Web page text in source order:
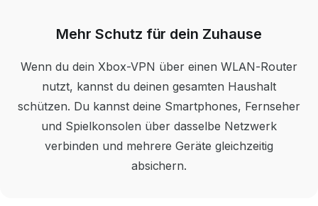
Mehr Schutz für dein Zuhause
Wenn du dein Xbox-VPN über einen WLAN-Router
nutzt, kannst du deinen gesamten Haushalt
schützen. Du kannst deine Smartphones, Fernseher
und Spielkonsolen über dasselbe Netzwerk
verbinden und mehrere Geräte gleichzeitig
absichern.